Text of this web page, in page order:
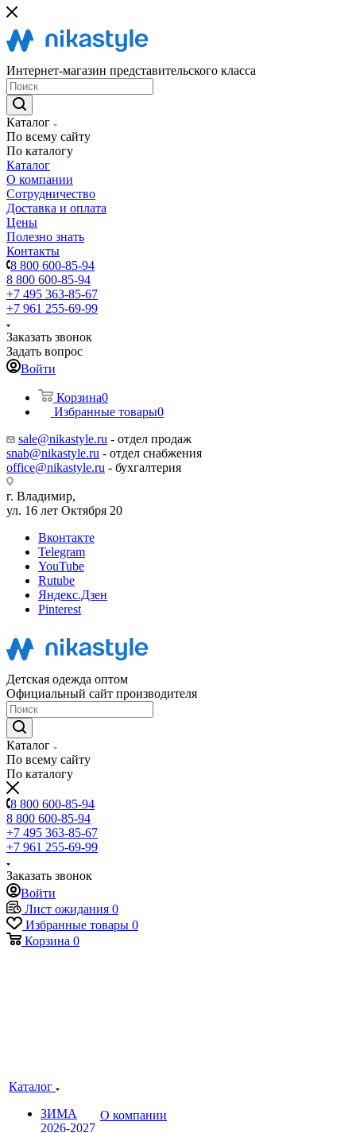
Интернет-магазин представительского класса
Каталог
По всему сайту
По каталогу
Каталог
О компании
Сотрудничество
Доставка и оплата
Цены
Полезно знать
Контакты
8 800 600-85-94
8 800 600-85-94
+7 495 363-85-67
+7 961 255-69-99
Заказать звонок
Задать вопрос
Войти
Корзина0
Избранные товары0
sale@nikastyle.ru - отдел продаж
snab@nikastyle.ru - отдел снабжения
office@nikastyle.ru - бухгалтерия
г. Владимир,
ул. 16 лет Октября 20
Вконтакте
Telegram
YouTube
Rutube
Яндекс.Дзен
Pinterest
Детская одежда оптом
Официальный сайт производителя
Каталог
По всему сайту
По каталогу
8 800 600-85-94
8 800 600-85-94
+7 495 363-85-67
+7 961 255-69-99
Заказать звонок
Войти
Лист ожидания 0
Избранные товары 0
Корзина 0
Каталог
ЗИМА
2026-2027
О компании